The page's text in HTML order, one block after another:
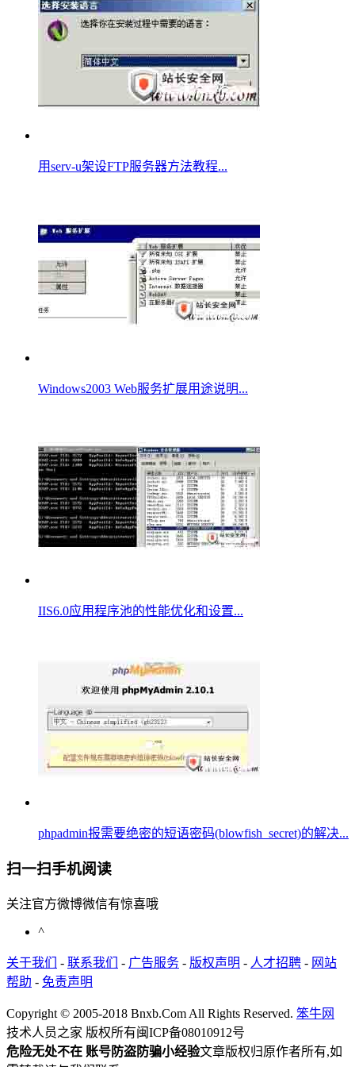
用serv-u架设FTP服务器方法教程...
Windows2003 Web服务扩展用途说明...
IIS6.0应用程序池的性能优化和设置...
phpadmin报需要绝密的短语密码(blowfish_secret)的解决...
扫一扫手机阅读
关注官方微博微信有惊喜哦
^
关于我们 - 联系我们 - 广告服务 - 版权声明 - 人才招聘 - 网站
帮助 - 免责声明
Copyright © 2005-2018 Bnxb.Com All Rights Reserved. 笨牛网
技术人员之家 版权所有闽ICP备08010912号
危险无处不在 账号防盗防骗小经验文章版权归原作者所有,如